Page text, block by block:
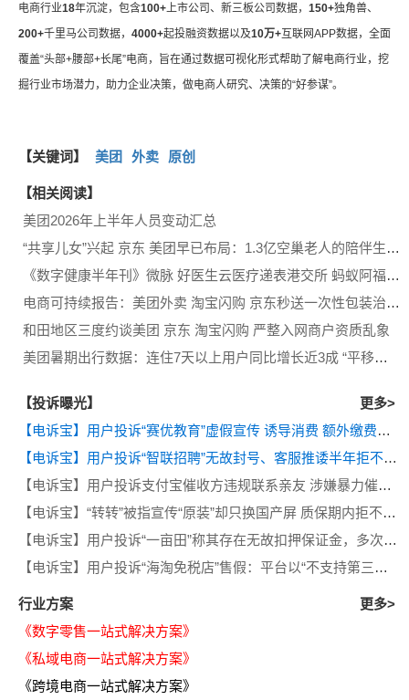
电商行业18年沉淀，包含100+上市公司、新三板公司数据， 150+独角兽、
200+千里马公司数据， 4000+起投融资数据以及10万+互联网APP数据，全面
覆盖“头部+腰部+长尾”电商，旨在通过数据可视化形式帮助了解电商行业，挖
掘行业市场潜力，助力企业决策，做电商人研究、决策的“好参谋”。
【关键词】 美团 外卖 原创
【相关阅读】
美团2026年上半年人员变动汇总
“共享儿女”兴起 京东 美团早已布局：1.3亿空巢老人的陪伴生意该谁来规范？
《数字健康半年刊》微脉 好医生云医疗递表港交所 蚂蚁阿福升级AI健康助手 美团医药加速即时零售布局 字节拆分AI制药
电商可持续报告：美团外卖 淘宝闪购 京东秒送一次性包装治理压力大 盒马 山姆 小象超市 朴朴超市包装痛点突出
和田地区三度约谈美团 京东 淘宝闪购 严整入网商户资质乱象
美团暑期出行数据：连住7天以上用户同比增长近3成 “平移式旅行”成主流
【投诉曝光】
更多>
【电诉宝】用户投诉“赛优教育”虚假宣传 诱导消费 额外缴费后退款遭拒
【电诉宝】用户投诉“智联招聘”无故封号、客服推诿半年拒不退费
【电诉宝】用户投诉支付宝催收方违规联系亲友 涉嫌暴力催收侵犯隐私
【电诉宝】“转转”被指宣传“原装”却只换国产屏 质保期内拒不履行售后义务
【电诉宝】用户投诉“一亩田”称其存在无故扣押保证金，多次退款遭推诿等问题
【电诉宝】用户投诉“海淘免税店”售假：平台以“不支持第三方鉴定”为由拒绝处理
行业方案
更多>
《数字零售一站式解决方案》
《私域电商一站式解决方案》
《跨境电商一站式解决方案》